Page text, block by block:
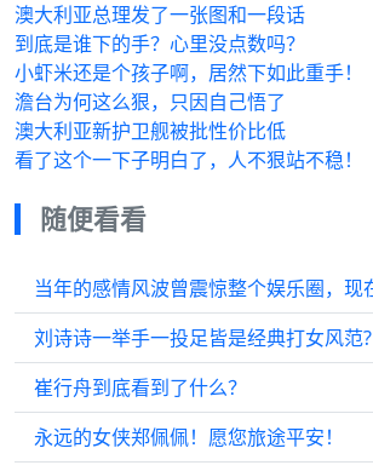
澳大利亚总理发了一张图和一段话
到底是谁下的手？心里没点数吗？
小虾米还是个孩子啊，居然下如此重手！
澹台为何这么狠，只因自己悟了
澳大利亚新护卫舰被批性价比低
看了这个一下子明白了，人不狠站不稳！
随便看看
刘诗诗一举手一投足皆是经典打女风范?
崔行舟到底看到了什么？
永远的女侠郑佩佩！愿您旅途平安！